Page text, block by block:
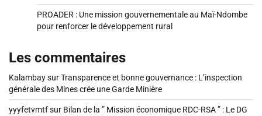
PROADER : Une mission gouvernementale au Maï-Ndombe
pour renforcer le développement rural
Les commentaires
KalambaysurTransparence et bonne gouvernance : L’inspection
générale des Mines crée une Garde Minière
yyyfetvmtfsur Bilan de la ” Mission économique RDC-RSA ” : Le DG